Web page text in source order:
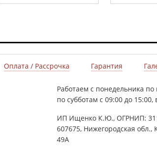
Оплата / Рассрочка Гарантия
Работаем с понедельника по
по субботам с 09:00 до
ИП Ищенко К.Ю., ОГРНИП:
607675, Нижегородская обл.,
49А